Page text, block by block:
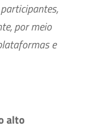
por meio
e
alto